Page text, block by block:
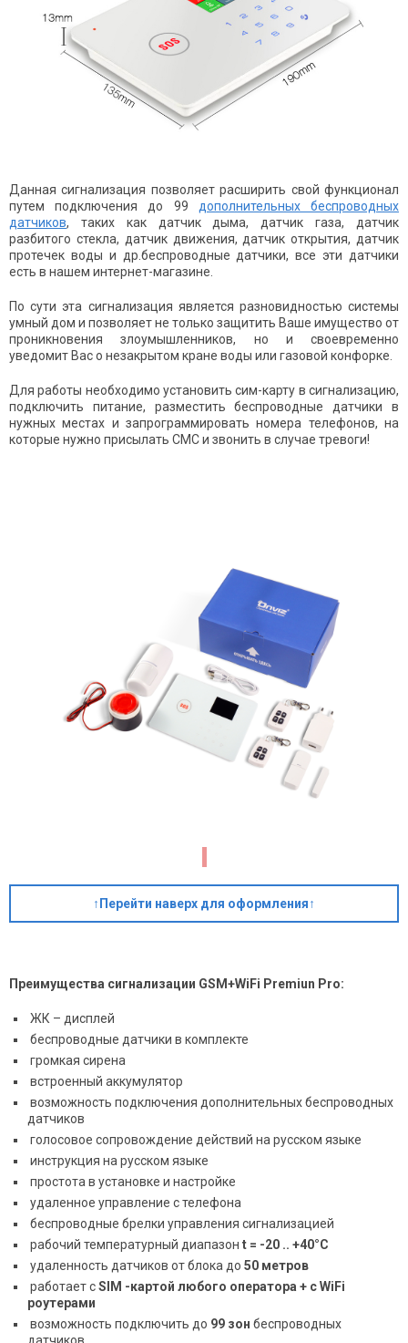
Данная сигнализация позволяет расширить свой функционал
путем подключения до 99 дополнительных беспроводных
датчиков, таких как датчик дыма, датчик газа, датчик
разбитого стекла, датчик движения, датчик открытия, датчик
протечек воды и др.беспроводные датчики, все эти датчики
есть в нашем интернет-магазине.
По сути эта сигнализация является разновидностью системы
умный дом и позволяет не только защитить Ваше имущество от
проникновения злоумышленников, но и своевременно
уведомит Вас о незакрытом кране воды или газовой конфорке.
Для работы необходимо установить сим-карту в сигнализацию,
подключить питание, разместить беспроводные датчики в
нужных местах и запрограммировать номера телефонов, на
которые нужно присылать СМС и звонить в случае тревоги!
↑Перейти наверх для оформления↑
Преимущества сигнализации GSM+WiFi Premiun Pro:
ЖК – дисплей
беспроводные датчики в комплекте
громкая сирена
встроенный аккумулятор
возможность подключения дополнительных беспроводных
датчиков
голосовое сопровождение действий на русском языке
инструкция на русском языке
простота в установке и настройке
удаленное управление с телефона
беспроводные брелки управления сигнализацией
рабочий температурный диапазон t = -20 .. +40°C
удаленность датчиков от блока до 50 метров
работает сSIM -картой любого оператора + c WiFi
роутерами
возможность подключить до 99 зон беспроводных
датчиков